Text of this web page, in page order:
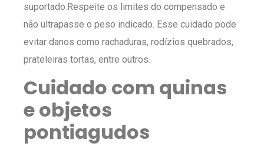
suportado.Respeite os limites do compensado e
não ultrapasse o peso indicado. Esse cuidado pode
evitar danos como rachaduras, rodízios quebrados,
prateleiras tortas, entre outros.
Cuidado com quinas
e objetos
pontiagudos